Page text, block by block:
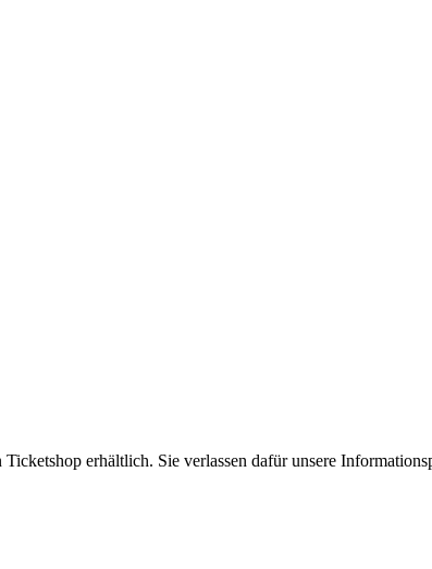
erhältlich. Sie verlassen dafür unsere